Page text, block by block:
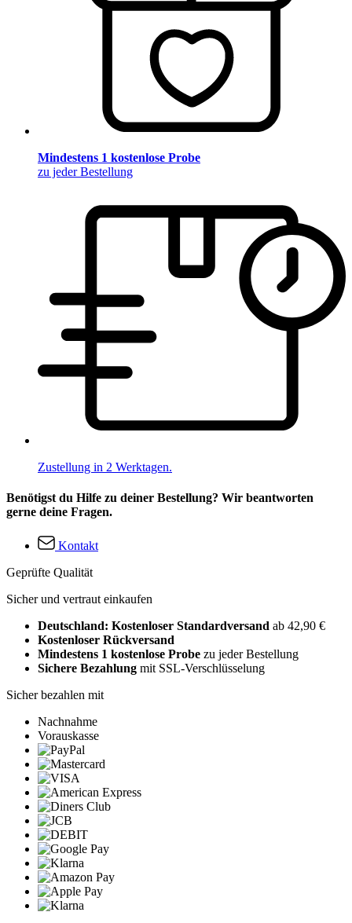
Mindestens 1 kostenlose Probe
zu jeder Bestellung
Zustellung in 2 Werktagen.
Benötigst du Hilfe zu deiner Bestellung? Wir beantworten
gerne deine Fragen.
Kontakt
Geprüfte Qualität
Sicher und vertraut einkaufen
Deutschland: Kostenloser Standardversand ab 42,90 €
Kostenloser Rückversand
Mindestens 1 kostenlose Probe zu jeder Bestellung
Sichere Bezahlung mit SSL-Verschlüsselung
Sicher bezahlen mit
Nachnahme
Vorauskasse